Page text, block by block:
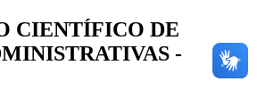
CIENTÍFICO DE
-